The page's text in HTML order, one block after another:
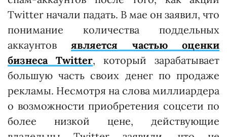
Twitter начали падать. В мае он заявил, что
понимание количества поддельных
аккаунтовявляется частью оценки
бизнеса Twitter, который зарабатывает
большую часть своих денег по продаже
рекламы. Несмотря на слова миллиардера
о возможности приобретения соцсети по
более низкой цене, действующие